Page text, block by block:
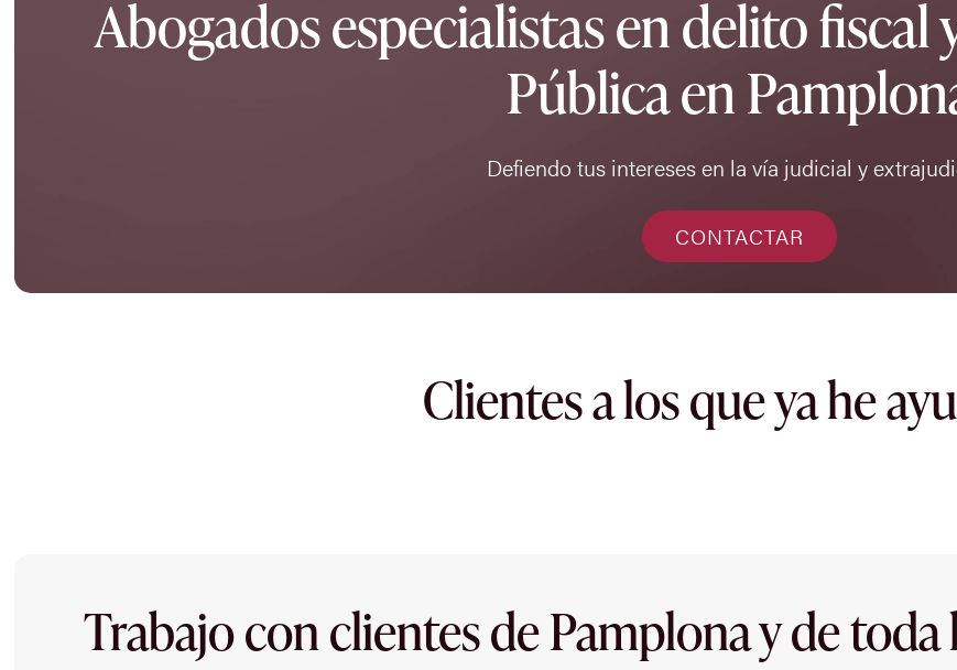
Abogados especialistas en delito fiscal
Pública en
Defiendo tus intereses en la vía judicial y
CONTACTAR
Clientes a los que ya he
Trabajo con clientes de Pamplona y de